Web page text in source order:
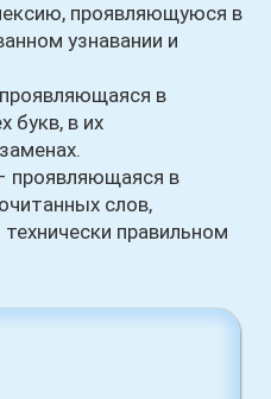
проявляющуюся в
узнавании и
в
букв, в их
проявляющаяся в
слов,
правильном